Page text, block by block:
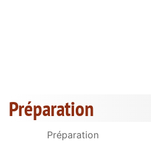
Préparation
Préparation